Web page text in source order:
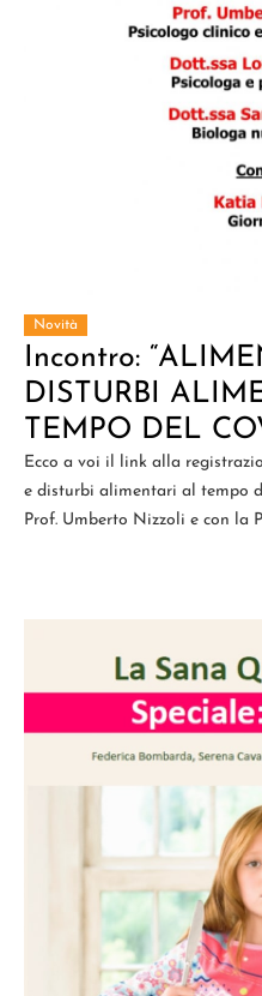
Novità
Incontro:
DISTURBI
TEMPO DEL
Ecco a voi il link alla
e disturbi alimentari al tempo
Prof. Umberto Nizzoli e con la